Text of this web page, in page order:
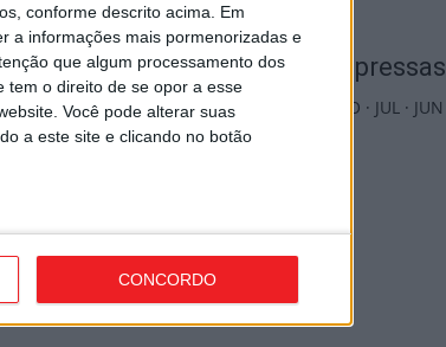
conforme descrito acima. Em
a informações mais pormenorizadas e
que algum processamento dos
tem o direito de se opor a esse
Você pode alterar suas
a este site e clicando no botão
CONCORDO
77).
Edições Impressas
NOV·OUT AGO · JUL· JUN